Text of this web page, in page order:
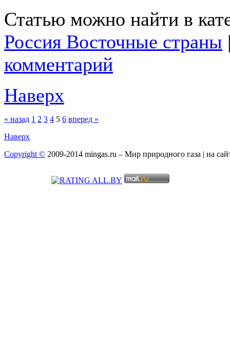
Статью можно найти в
Россия Восточные страны
комментарий
Наверх
« назад 1 2 3 4 5 6 вперед »
Наверх
Copyright © 2009-2014 mingas.ru – Мир природного газа | на